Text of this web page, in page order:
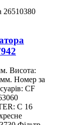
Висота:
Номер за
CF
C 16